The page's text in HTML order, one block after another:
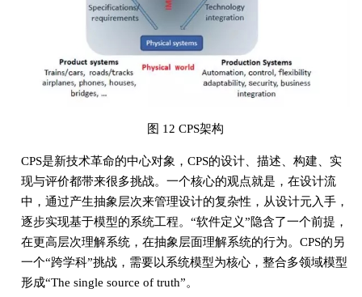
图 12 CPS架构
CPS是新技术革命的中心对象，CPS的设计、描述、构建、实
现与评价都带来很多挑战。一个核心的观点就是，在设计流
中，通过产生抽象层次来管理设计的复杂性，从设计元入手，
逐步实现基于模型的系统工程。“软件定义”隐含了一个前提，
在更高层次理解系统，在抽象层面理解系统的行为。CPS的另
一个“跨学科”挑战，需要以系统模型为核心，整合多领域模型
形成“The single source of truth”。